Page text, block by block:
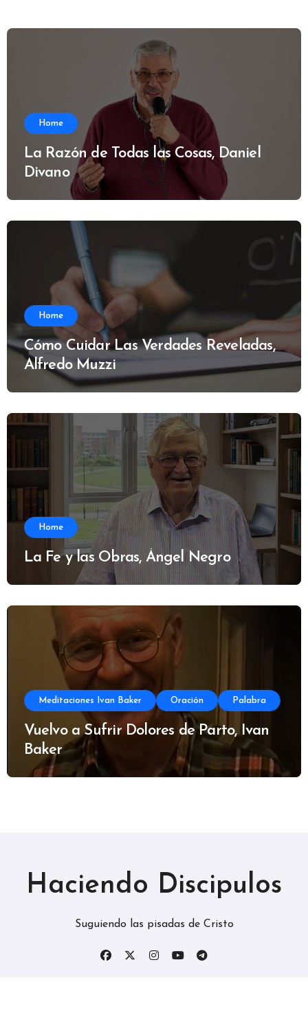
Home
La Razón de Todas las Cosas, Daniel
Divano
Home
Cómo Cuidar Las Verdades Reveladas,
Alfredo Muzzi
Home
La Fe y las Obras, Ángel Negro
Meditaciones Ivan Baker Oración Palabra
Vuelvo a Sufrir Dolores de Parto, Ivan
Baker
Haciendo Discipulos
Suguiendo las pisadas de Cristo